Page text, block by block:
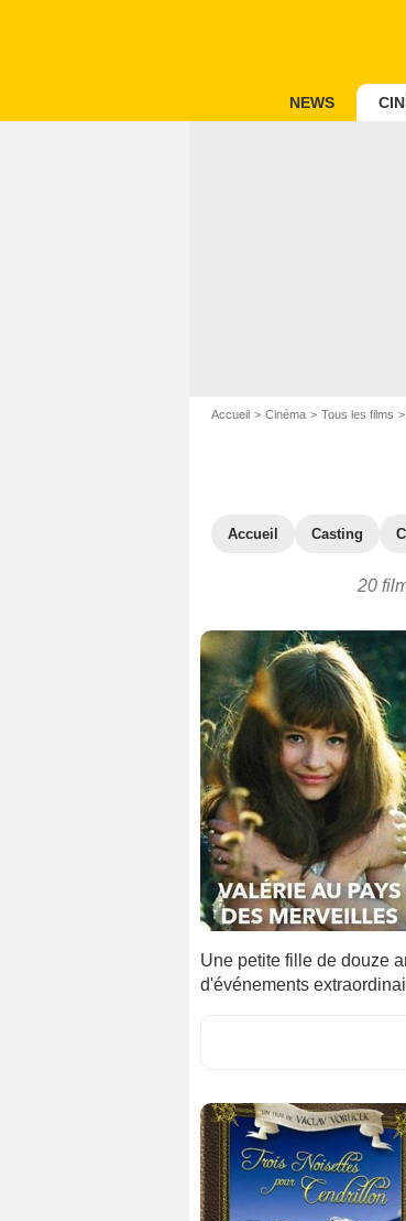
NEWS
Accueil Cinéma Tous les films
Accueil Casting
20
Une petite fille de douze
d'événements